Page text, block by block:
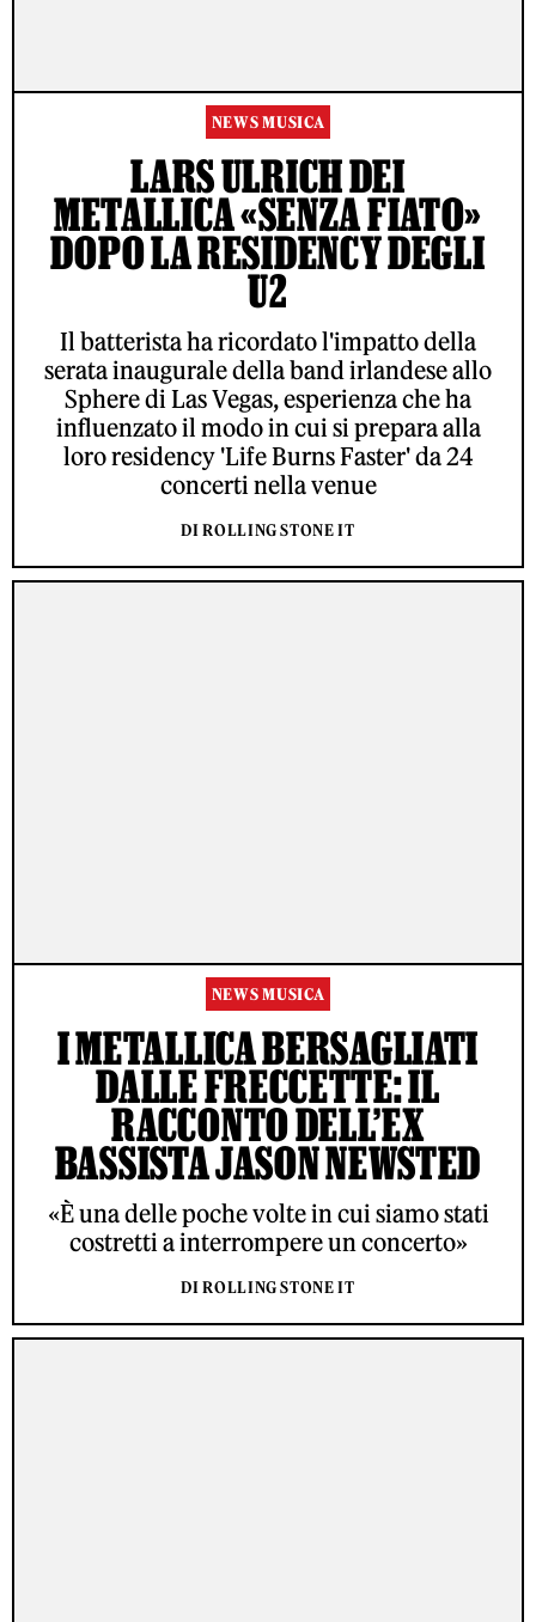
NEWS MUSICA
LARS ULRICH DEI
METALLICA «SENZA FIATO»
DOPO LA RESIDENCY DEGLI
U2
Il batterista ha ricordato l'impatto della
serata inaugurale della band irlandese allo
Sphere di Las Vegas, esperienza che ha
influenzato il modo in cui si prepara alla
loro residency 'Life Burns Faster' da 24
concerti nella venue
DI ROLLING STONE IT
NEWS MUSICA
I METALLICA BERSAGLIATI
DALLE FRECCETTE: IL
RACCONTO DELL’EX
BASSISTA JASON NEWSTED
«È una delle poche volte in cui siamo stati
costretti a interrompere un concerto»
DI ROLLING STONE IT